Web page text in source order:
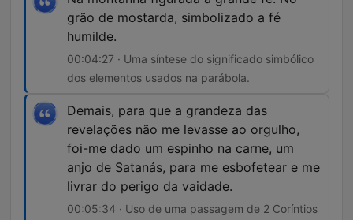
grão de mostarda, simbolizado a fé
humilde.
00:04:27 · Uma síntese do significado simbólico
dos elementos usados na parábola.
Demais, para que a grandeza das
revelações não me levasse ao orgulho,
foi-me dado um espinho na carne, um
anjo de Satanás, para me esbofetear e me
livrar do perigo da vaidade.
00:05:34 · Uso de uma passagem de 2 Coríntios